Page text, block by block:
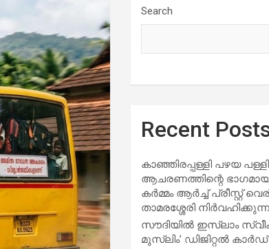
Search
Recent
കാഞ്ഞിരപ്പള്ളി പഴയ
ആചരണത്തിന്റെ
കർമ്മം ആർച്ച് പ്രീസ്റ്റ്
താമരശ്ശേരി
സൗദിയില്‍ ഇസ്‌ലാം
മുസ്ലിം’ ഡിജിറ്റല്‍